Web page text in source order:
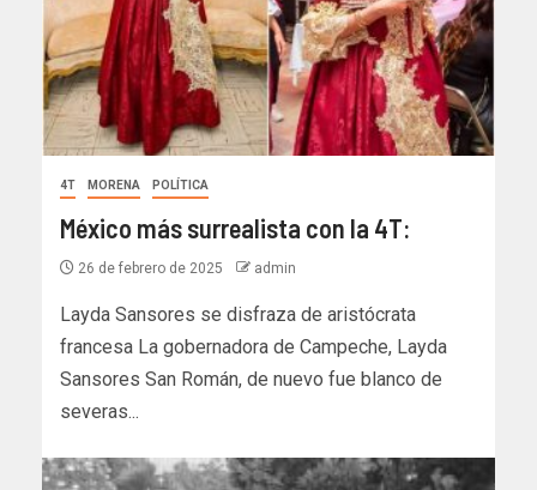
4T MORENA POLÍTICA
México más surrealista con la 4T:
26 de febrero de 2025 admin
Layda Sansores se disfraza de aristócrata
francesa La gobernadora de Campeche, Layda
Sansores San Román, de nuevo fue blanco de
severas...